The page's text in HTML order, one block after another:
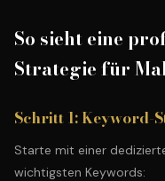
So sieht eine
Strategie für
Schritt 1:
Starte mit einer
wichtigsten Keywords: